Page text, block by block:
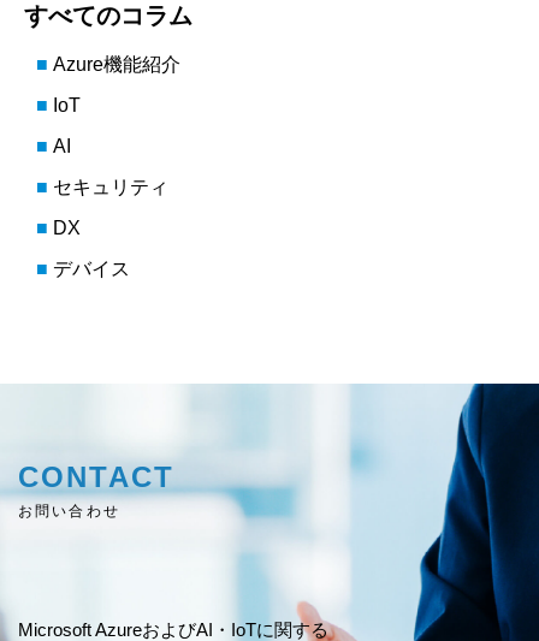
すべてのコラム
Azure機能紹介
IoT
AI
セキュリティ
DX
デバイス
CONTACT
お問い合わせ
Microsoft AzureおよびAI・IoTに関する